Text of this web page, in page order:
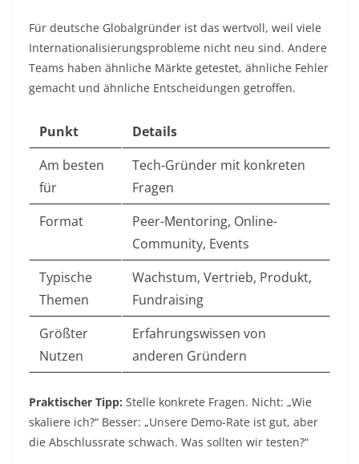
Für deutsche Globalgründer ist das wertvoll, weil viele
Internationalisierungsprobleme nicht neu sind. Andere
Teams haben ähnliche Märkte getestet, ähnliche Fehler
gemacht und ähnliche Entscheidungen getroffen.
Punkt
Details
Am besten
für
Tech-Gründer mit konkreten
Fragen
Format
Peer-Mentoring, Online-
Community, Events
Typische
Themen
Wachstum, Vertrieb, Produkt,
Fundraising
Größter
Nutzen
Erfahrungswissen von
anderen Gründern
Praktischer Tipp: Stelle konkrete Fragen. Nicht: „Wie
skaliere ich?“ Besser: „Unsere Demo-Rate ist gut, aber
die Abschlussrate schwach. Was sollten wir testen?“